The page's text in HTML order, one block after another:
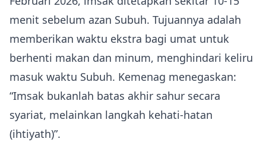
menit sebelum azan Subuh. Tujuannya adalah
memberikan waktu ekstra bagi umat untuk
berhenti makan dan minum, menghindari keliru
masuk waktu Subuh. Kemenag menegaskan:
“Imsak bukanlah batas akhir sahur secara
syariat, melainkan langkah kehati‑hatan
(ihtiyath)”.